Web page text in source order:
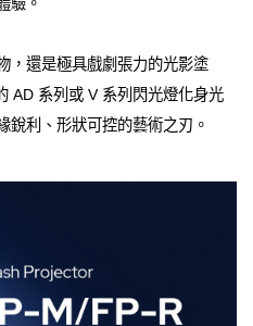
，還是極具戲劇張力的光影塗
AD 系列或 V 系列閃光燈化身光
銳利、形狀可控的藝術之刃。